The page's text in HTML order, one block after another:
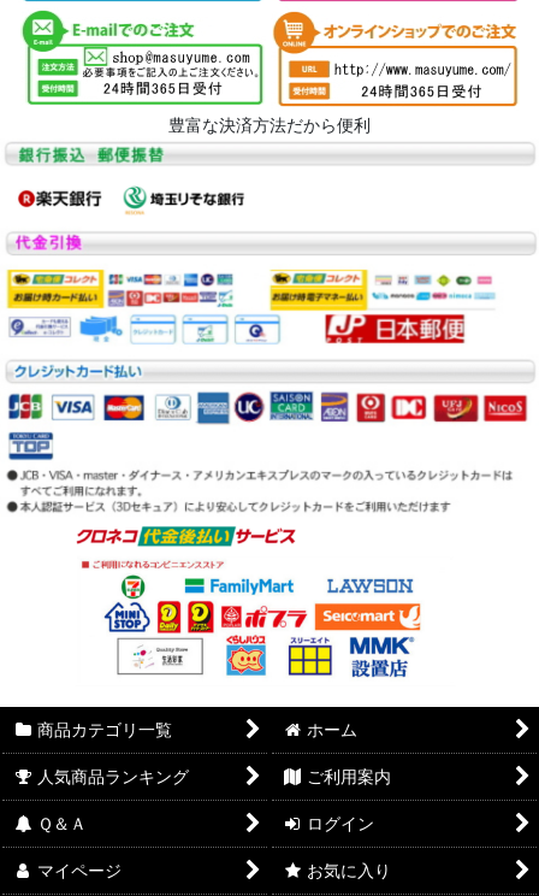
豊富な決済方法だから便利
商品カテゴリ一覧 ホーム
人気商品ランキング ご利用案内
Ｑ＆Ａ ログイン
マイページ お気に入り